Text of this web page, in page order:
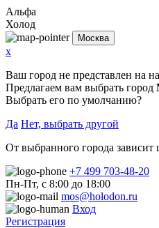
Альфа
Холод
Москва
x
Ваш город не представлен на
Предлагаем вам выбрать город
Выбрать его по умолчанию?
Да Нет, выбрать другой
От выбранного города зависит
+7 499 703-48-20
Пн-Пт, с 8:00 до 18:00
mos@holodon.ru
Вход
Регистрация